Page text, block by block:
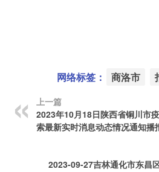
网络标签： 商洛市
上一篇
2023年10月18日陕西省铜川市
索最新实时消息动态情况通知播
2023-09-27吉林通化市东昌